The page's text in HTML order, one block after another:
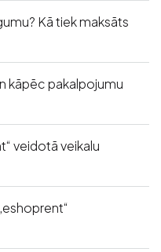
Kā tiek maksāts
kāpēc pakalpojumu
veidotā veikalu